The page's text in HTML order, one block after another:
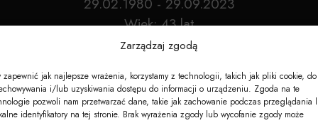
Zarządzaj zgodą
zapewnić jak najlepsze wrażenia, korzystamy z technologii, takich jak pliki cookie, do
i/lub uzyskiwania dostępu do informacji o urządzeniu. Zgoda na te
pozwoli nam przetwarzać dane, takie jak zachowanie podczas przeglądania
identyfikatory na tej stronie. Brak wyrażenia zgody lub wycofanie zgody może
Wiek: 43 lat